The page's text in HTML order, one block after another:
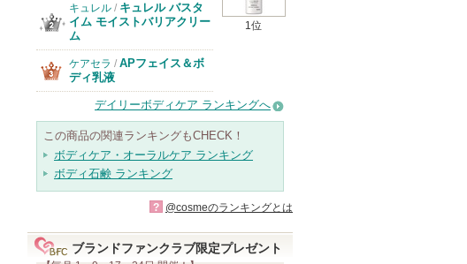
1位
キュレル / キュレル バスタ
イム モイストバリアクリー
ム
ケアセラ / APフェイス＆ボ
ディ乳液
デイリーボディケア ランキングへ
この商品の関連ランキングもCHECK！
ボディケア・オーラルケア ランキング
ボディ石鹸 ランキング
? @cosmeのランキングとは
ブランドファンクラブ限定プレゼント